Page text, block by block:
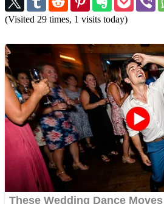
(Visited 29 times, 1 visits today)